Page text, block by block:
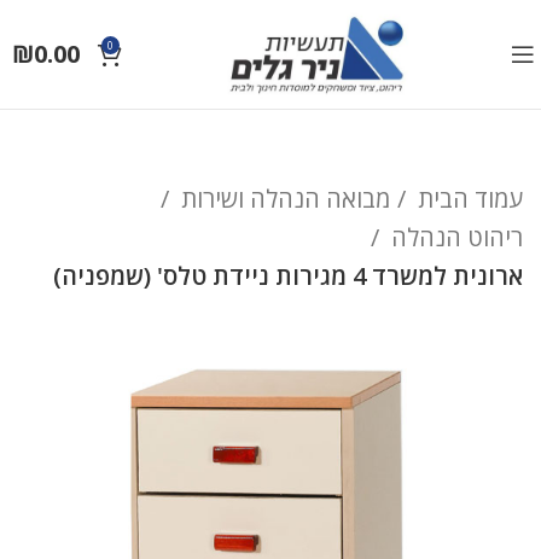
0
₪0.00
עמוד הבית
מבואה הנהלה ושירות
ריהוט הנהלה
ארונית למשרד 4 מגירות ניידת טלס' (שמפניה)